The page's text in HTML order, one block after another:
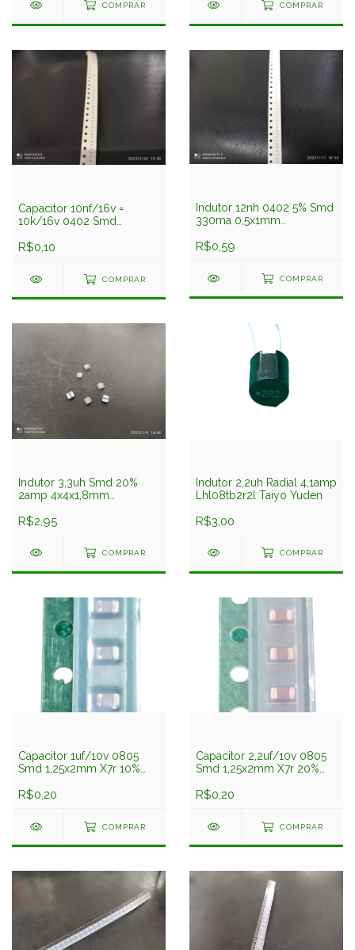
COMPRAR COMPRAR
Capacitor 10nf/16v =
10k/16v 0402 Smd
Emk105bj103kv-f Taiyo
R$0,10
COMPRAR
Indutor 12nh 0402 5% Smd
330ma 0,5x1mm
R$0,59
COMPRAR
Indutor 3,3uh Smd 20%
2amp 4x4x1,8mm
Yuden
R$2,95
COMPRAR
Indutor 2,2uh Radial 4,1amp
Lhl08tb2r2l Taiyo Yuden
R$3,00
COMPRAR
Capacitor 1uf/10v 0805
Smd 1,25x2mm X7r 10%
Yuden
R$0,20
COMPRAR
Capacitor 2,2uf/10v 0805
Smd 1,25x2mm X7r 20%
Yuden
R$0,20
COMPRAR